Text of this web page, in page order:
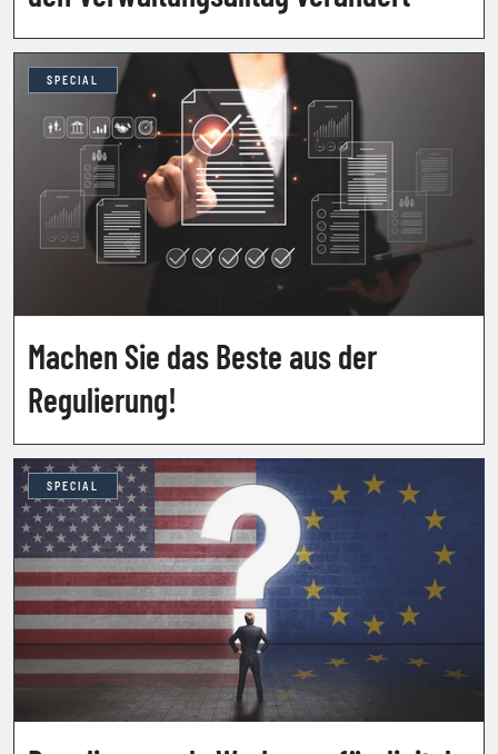
SPECIAL
Machen Sie das Beste aus der
Regulierung!
SPECIAL